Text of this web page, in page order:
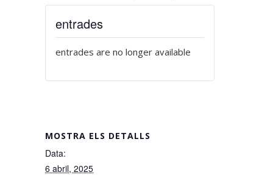
MOSTRA ELS DETALLS
Data:
6 abril, 2025
entrades
entrades are no longer available